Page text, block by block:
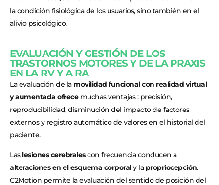
la condición fisiológica de los usuarios, sino también en el
alivio psicológico.
EVALUACIÓN Y GESTIÓN DE LOS
TRASTORNOS MOTORES Y DE LA PRAXIS
EN LA RV Y A RA
La evaluación de la movilidad funcional con realidad virtual
y aumentada ofrecemuchas ventajas : precisión,
reproducibilidad, disminución del impacto de factores
externos y registro automático de valores en el historial del
paciente.
Las lesiones cerebralescon frecuencia conducen a
alteraciones en el esquema corporaly la propriocepción.
C2Motion permite la evaluación del sentido de posición del